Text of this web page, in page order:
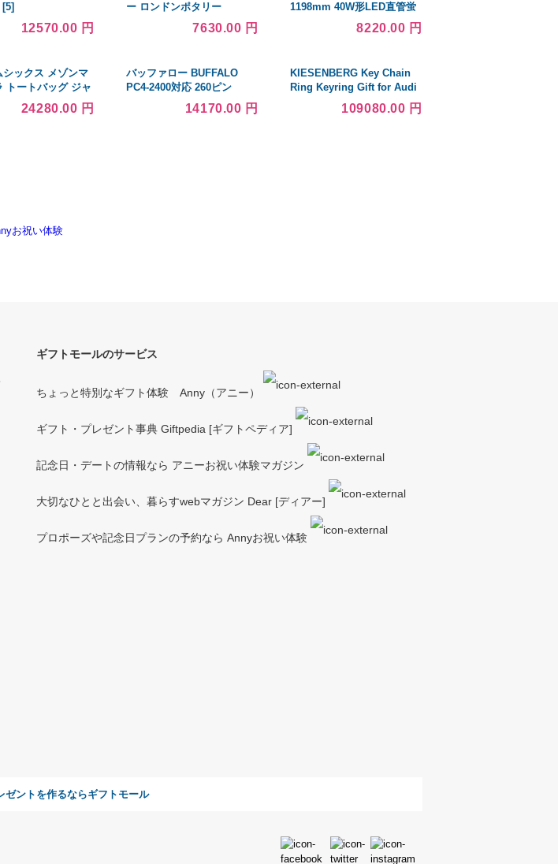
12570.00 円
ー ロンドンポタリー
(London Pottery) ファーム
7630.00 円
1198mm 40W形LED直管蛍
光灯 直管形 LEDランプ 40
ワット形 LED 20W 2800lm
択
8220.00 円
シックス メゾンマ
トートバッグ ジャ
バッグ ブルー レデ
Maison
24280.00 円
バッファロー BUFFALO
PC4-2400対応 260ピン
DDR4 SDRAM SO-DIMM
D4N2400-B8G
14170.00 円
KIESENBERG Key Chain
Ring Keyring Gift for Audi
R8 4S Spyder Fan 並行輸入
109080.00 円
ギフトモールのサービス
ちょっと特別なギフト体験 Anny（アニー）
ギフト・プレゼント事典 Giftpedia [ギフトペディア]
記念日・デートの情報なら アニーお祝い体験マガジン
大切なひとと出会い、暮らすwebマガジン Dear [ディアー]
プロポーズや記念日プランの予約なら Annyお祝い体験
ゼントを作るならギフトモール